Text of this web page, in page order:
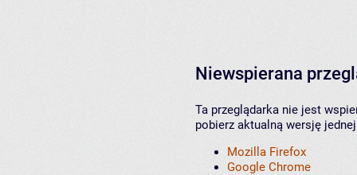
Niewspierana
Ta przeglądarka nie jest
pobierz aktualną wersję
Mozilla Firefox
Google Chrome